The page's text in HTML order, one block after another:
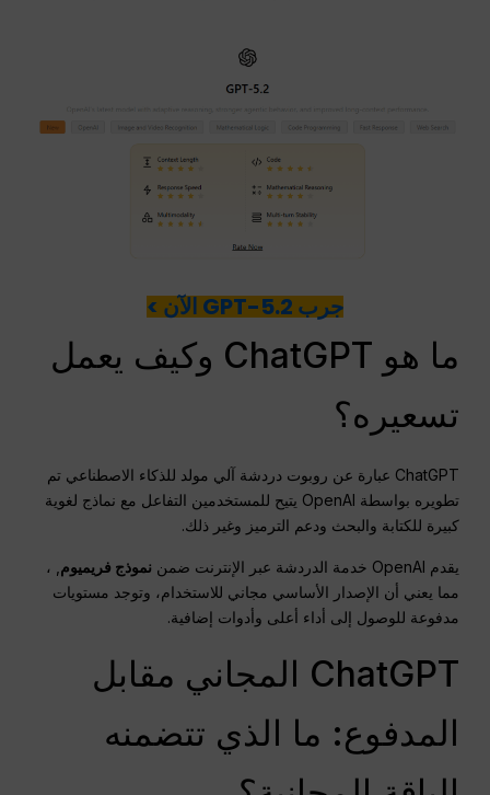
جرب GPT-5.2 الآن >
ما هو ChatGPT وكيف يعمل
تسعيره؟
ChatGPT عبارة عن روبوت دردشة آلي مولد للذكاء الاصطناعي تم
تطويره بواسطة OpenAI يتيح للمستخدمين التفاعل مع نماذج لغوية
كبيرة للكتابة والبحث ودعم الترميز وغير ذلك.
يقدم OpenAI خدمة الدردشة عبر الإنترنت ضمن نموذج فريميوم , ،
مما يعني أن الإصدار الأساسي مجاني للاستخدام، وتوجد مستويات
مدفوعة للوصول إلى أداء أعلى وأدوات إضافية.
ChatGPT المجاني مقابل
المدفوع: ما الذي تتضمنه